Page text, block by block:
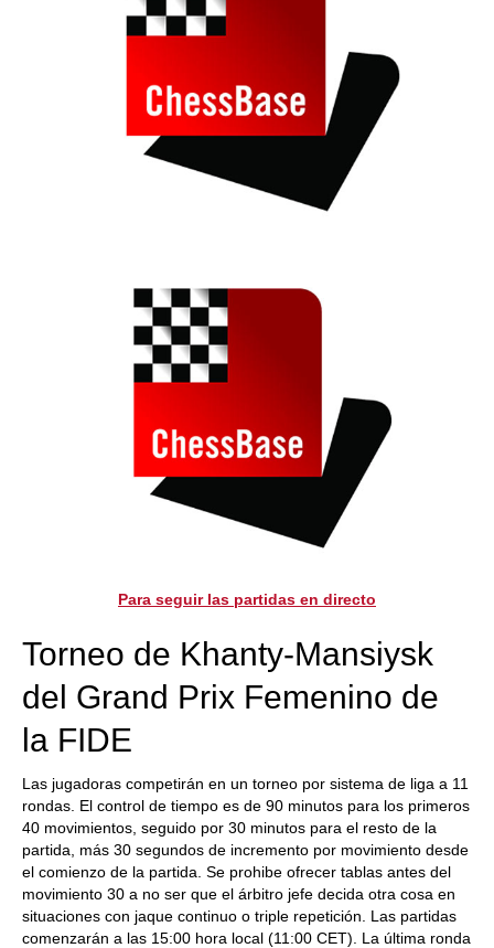
Para seguir las partidas en directo
Torneo de Khanty-Mansiysk
del Grand Prix Femenino de
la FIDE
Las jugadoras competirán en un torneo por sistema de liga a 11
rondas. El control de tiempo es de 90 minutos para los primeros
40 movimientos, seguido por 30 minutos para el resto de la
partida, más 30 segundos de incremento por movimiento desde
el comienzo de la partida. Se prohibe ofrecer tablas antes del
movimiento 30 a no ser que el árbitro jefe decida otra cosa en
situaciones con jaque continuo o triple repetición. Las partidas
comenzarán a las 15:00 hora local (11:00 CET). La última ronda